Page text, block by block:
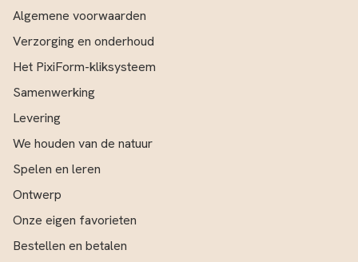
Algemene voorwaarden
Verzorging en onderhoud
Het PixiForm-kliksysteem
Samenwerking
Levering
We houden van de natuur
Spelen en leren
Ontwerp
Onze eigen favorieten
Bestellen en betalen